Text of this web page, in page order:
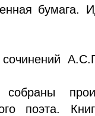
бумага.
поэта.